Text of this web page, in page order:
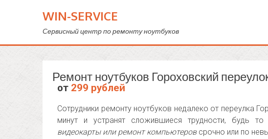
WIN-SERVICE
Сервисный центр по ремонту ноутбуков
Ремонт ноутбуков Гороховский
от 299 рублей
Сотрудники ремонту ноутбуков недалеко от переулка
минут и устранят сложившиеся трудности, будь то
видеокарты или ремонт компьютеровсрочно или по